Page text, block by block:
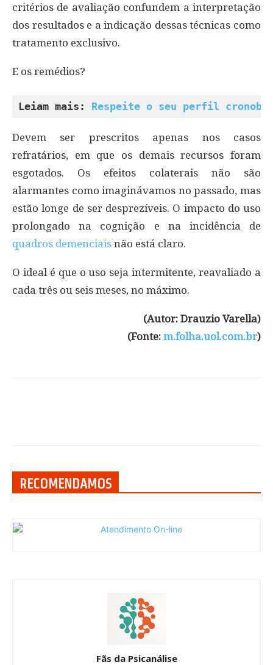
critérios de avaliação confundem a interpretação
dos resultados e a indicação dessas técnicas como
tratamento exclusivo.
E os remédios?
Leiam mais: Respeite o seu perfil
Devem ser prescritos apenas nos casos
refratários, em que os demais recursos foram
esgotados. Os efeitos colaterais não são
alarmantes como imaginávamos no passado, mas
estão longe de ser desprezíveis. O impacto do uso
prolongado na cognição e na incidência de
quadros demenciais não está claro.
O ideal é que o uso seja intermitente, reavaliado a
cada três ou seis meses, no máximo.
(Autor: Drauzio Varella)
(Fonte: m.folha.uol.com.br)
RECOMENDAMOS
Fãs da Psicanálise